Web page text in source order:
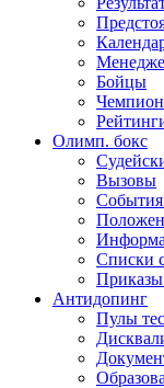
Бойцы
Олимп. бокс
Вызовы
События
Списки
Антидопинг
Пулы